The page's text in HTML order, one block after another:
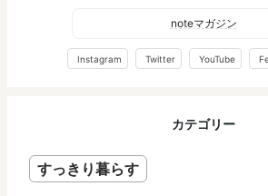
noteマガジン
Instagram Twitter YouTube
カテゴリー
すっきり暮らす